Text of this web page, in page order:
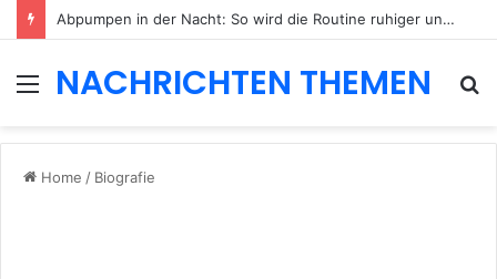
Abpumpen in der Nacht: So wird die Routine ruhiger und besser planbar
Menu
NACHRICHTEN THEMEN
Home / Biografie